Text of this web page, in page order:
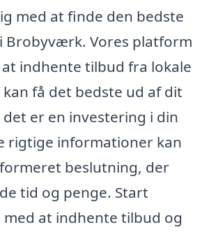
med at finde den bedste
Brobyværk. Vores platform
indhente tilbud fra lokale
få det bedste ud af dit
er en investering i din
rigtige informationer kan
beslutning, der
tid og penge. Start
med at indhente tilbud og